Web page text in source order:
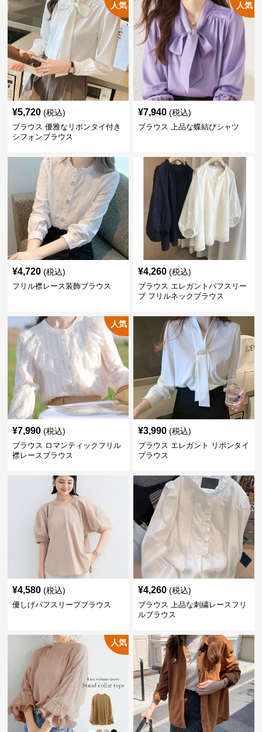
人気
¥5,720 (税込)
ブラウス 優雅なリボンタイ付き
シフォンブラウス
人気
¥7,940 (税込)
ブラウス 上品な蝶結びシャツ
¥4,720 (税込)
フリル襟レース装飾ブラウス
¥4,260 (税込)
ブラウス エレガントパフスリー
ブ フリルネックブラウス
人気
¥7,990 (税込)
ブラウス ロマンティックフリル
襟レースブラウス
¥3,990 (税込)
ブラウス エレガント リボンタイ
ブラウス
¥4,580 (税込)
優しげパフスリーブブラウス
¥4,260 (税込)
ブラウス 上品な刺繍レースフリ
ルブラウス
人気